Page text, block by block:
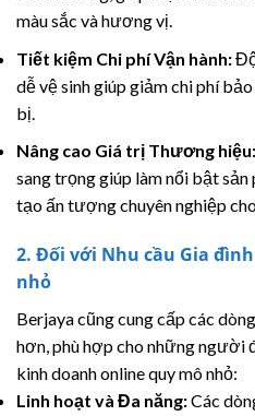
màu sắc và hương vị.
Tiết kiệm Chi phí Vận hành:
dễ vệ sinh giúp giảm chi phí
bị.
Nâng cao Giá trị Thương hiệu:
sang trọng giúp làm nổi bật sản
tạo ấn tượng chuyên nghiệp
2. Đối với Nhu cầu Gia
nhỏ
Berjaya cũng cung cấp các
hơn, phù hợp cho những người
kinh doanh online quy mô nhỏ:
Linh hoạt và Đa năng:Các